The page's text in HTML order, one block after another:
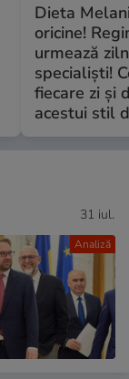
Dieta
oricine!
urmează
specialiști!
fiecare zi și
acestui stil
Analiză
31 iul.